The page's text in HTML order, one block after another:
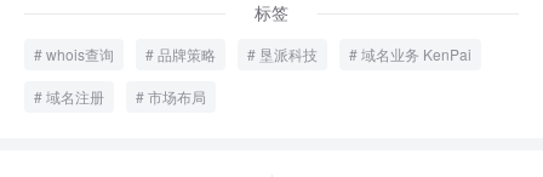
标签
whois查询 品牌策略 垦派科技 域名业务 KenPai
域名注册 市场布局